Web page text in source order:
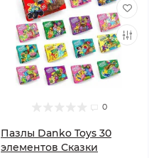
0
Пазлы Danko Toys 30
элементов Сказки